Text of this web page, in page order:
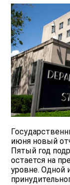
июня новый
Пятый год
остается на
уровне. Одной